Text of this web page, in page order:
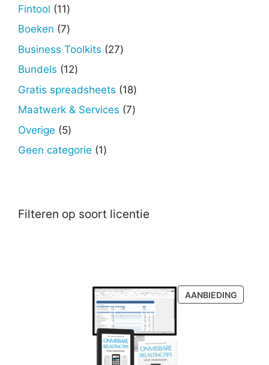
Fintool 1111
producten
Boeken 77
producten
Business Toolkits 2727
Bundels 1212
producten
Gratis spreadsheets 1818
producten
Maatwerk & Services 77
Overige 55
producten
Geen categorie 11
Filteren op soort licentie
AANBIEDING
IN